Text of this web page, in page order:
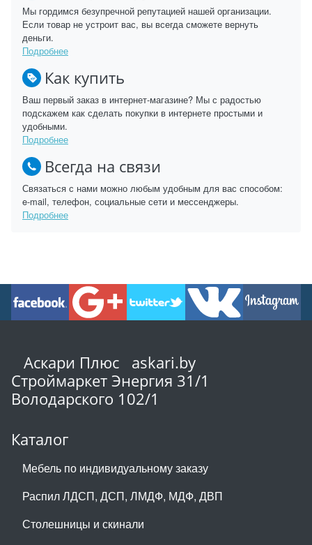
Мы гордимся безупречной репутацией нашей организации.
Если товар не устроит вас, вы всегда сможете вернуть
деньги.
Подробнее
Как купить
Ваш первый заказ в интернет-магазине? Мы с радостью
подскажем как сделать покупки в интернете простыми и
удобными.
Подробнее
Всегда на связи
Связаться с нами можно любым удобным для вас способом:
e-mail, телефон, социальные сети и мессенджеры.
Подробнее
Аскари Плюс askari.by
Строймаркет Энергия 31/1
Володарского 102/1
Каталог
Мебель по индивидуальному заказу
Распил ЛДСП, ДСП, ЛМДФ, МДФ, ДВП
Столешницы и скинали